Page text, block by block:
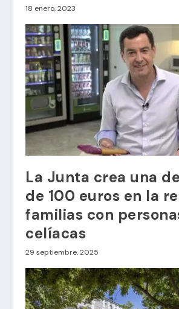
18 enero, 2023
La Junta crea una
de 100 euros en la
familias con
celíacas
29 septiembre, 2025